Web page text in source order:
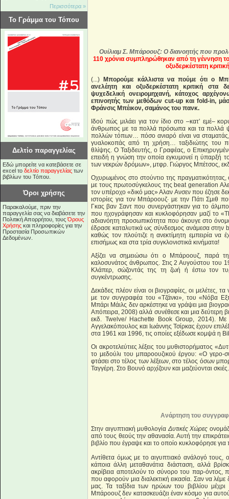
Περισσότερα »
Το Γράμμα του Τόπου
Δελτίο παραγγελίας
Εδώ μπορείτε να κατεβάσετε σε
excel το δελτίο παραγγελίας των
βιβλίων του Τόπου.
Όροι χρήσης
Παρακαλούμε, πριν την
παραγγελία σας να διαβάσετε την
Πολιτική Απορρήτου, τουςΌρους
Χρήσης και πληροφορίες για την
Προστασία Προσωπικών
Δεδομένων.
Ουίλιαμ Σ. Μπάροουζ: Ο διανοητής που
110 χρόνια συμπληρώθηκαν από τη γέννηση
οξυδερκέστατη
(...)
Μπορούμε κάλλιστα να πούμε ότι ο
ανελέητη και οξυδερκέστατη κριτική στα
ψυχεδελική ονειρομηχανή, κάτοχος
επινοητής των μεθόδων cut-up και fold-in,
Φράνσις Μπέικον, σαμάνος του πανκ.
Ιδού πώς μιλάει για τον ίδιο στο –κατ’ εμέ–
άνθρωπος με τα πολλά πρόσωπα και τα πολλά
πολλών τόπων… πόσο ανιαρό είναι να σταματάς,
γυαλοκοπάς από τη χρήση… ταξιδιώτης του
θλίψης. Ο Ταξιδευτής, ο Γραφέας, ο
επειδή η γνώση την οποία εγκυμονεί η ύπαρξή
των νεκρών δρόμων», μτφρ. Γιώργος Μπέτσος,
Οχυρωμένος στο στούντιο της
με τους πρωτοσύγκελους της beat generation
τον υπέροχο «δικό μας» Αλαν Ανσεν που έζησε
ιστορίες για τον Μπάροουζ· με την Πάτι Σμιθ
Γκας βαν Σαντ που συνεργάστηκαν για το
που ηχογράφησαν και κυκλοφόρησαν μαζί το
αδιανόητη προσωπικότητα που άκουγε στο
έδρασε καταλυτικά ως σύνδεσμος ανάμεσα στην
καθώς τον πλούτιζε η ανεκτίμητη εμπειρία να
επισήμως και στα τρία συγκλονιστικά κινήματα!
Αξίζει να σημειώσω ότι ο Μπάροουζ, παρά
καλοσυνάτος άνθρωπος. Στις 2 Αυγούστου του
Κλάπερ, σώζοντάς της τη ζωή ή έστω τον
συγκέντρωσης.
Δεκάδες πλέον είναι οι βιογραφίες, οι μελέτες,
με τον συγγραφέα του «Τζάνκι», του «Νόβα
Μπάρι Μάιλς δεν αρκέστηκε να γράψει μια
Απόπειρα, 2008) αλλά συνέθεσε και μια
εκδ. Twelve/ Hachette Book Group, 2014). Με
Αγγελακόπουλος και Ιωάννης Τσίρκας έχουν
στα 1961 και 1996, τις οποίες εξέδωσε κομψά η
Οι ακροτελεύτιες λέξεις του μυθιστορήματος
το μεδούλι του μπαροουζικού έργου: «Ο γερο-
φτάσει στο τέλος των λέξεων, στο τέλος όσων
Ταγγέρη. Στο Βουνό αρχίζουν και μαζεύονται
Ανάρτηση του
Στην αιγυπτιακή μυθολογίαΔυτικές Χώρες
από τους θεούς την αθανασία. Αυτή την
βιβλίο που έγραψε και το οποίο κυκλοφόρησε
Αντίθετα όμως με το αιγυπτιακό ανάλογό τους,
κάποια άλλη μεταθανάτια διάσταση, αλλά
ακρίβεια αποτελούν το σύνορο του παρ-όντος,
που αφορούν μια διαλεκτική εικασία. Σαν να
μας. Τα ταξίδια των ηρώων του βιβλίου μέχρι
Μπάροουζ δεν κατασκευάζει έναν κόσμο για